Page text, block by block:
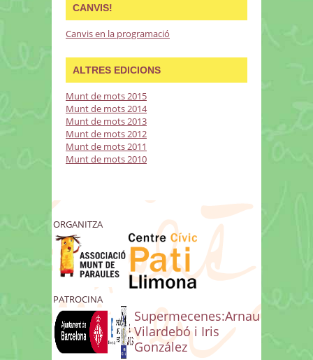
CANVIS!
Canvis en la programació
ALTRES EDICIONS
Munt de mots 2015
Munt de mots 2014
Munt de mots 2013
Munt de mots 2012
Munt de mots 2011
Munt de mots 2010
ORGANITZA
PATROCINA
Supermecenes:Arnau
Vilardebó i Iris
González